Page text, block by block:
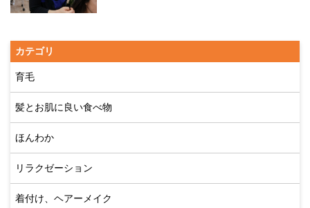
カテゴリ
育毛
髪とお肌に良い食べ物
ほんわか
リラクゼーション
着付け、ヘアーメイク